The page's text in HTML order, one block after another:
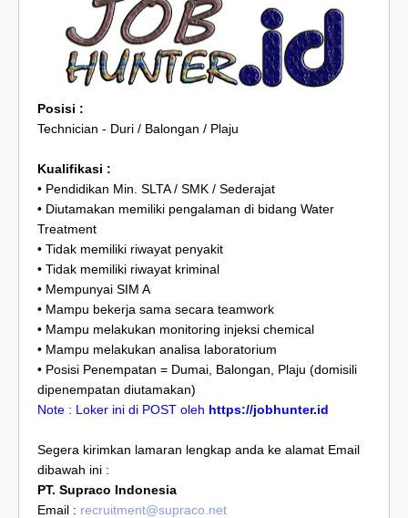
Posisi :
Technician - Duri / Balongan / Plaju
Kualifikasi :
• Pendidikan Min. SLTA / SMK / Sederajat
• Diutamakan memiliki pengalaman di bidang Water
Treatment
• Tidak memiliki riwayat penyakit
• Tidak memiliki riwayat kriminal
• Mempunyai SIM A
• Mampu bekerja sama secara teamwork
• Mampu melakukan monitoring injeksi chemical
• Mampu melakukan analisa laboratorium
• Posisi Penempatan = Dumai, Balongan, Plaju (domisili
dipenempatan diutamakan)
Note : Loker ini di POST oleh https://jobhunter.id
Segera kirimkan lamaran lengkap anda ke alamat Email
dibawah ini :
PT. Supraco Indonesia
Email : recruitment@supraco.net